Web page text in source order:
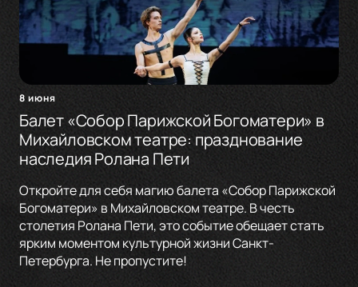
8 июня
Балет «Собор Парижской Богоматери» в
Михайловском театре: празднование
наследия Ролана Пети
Откройте для себя магию балета «Собор Парижской
Богоматери» в Михайловском театре. В честь
столетия Ролана Пети, это событие обещает стать
ярким моментом культурной жизни Санкт-
Петербурга. Не пропустите!